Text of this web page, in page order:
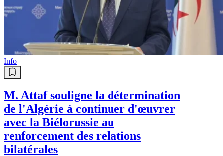
Info
M. Attaf souligne la détermination
de l'Algérie à continuer d'œuvrer
avec la Biélorussie au
renforcement des relations
bilatérales